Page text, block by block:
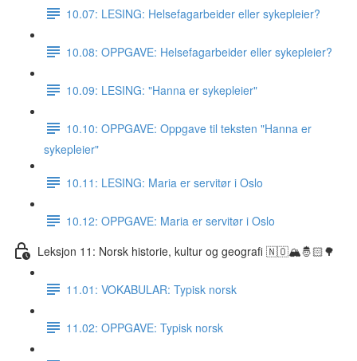
10.07: LESING: Helsefagarbeider eller sykepleier?
10.08: OPPGAVE: Helsefagarbeider eller sykepleier?
10.09: LESING: "Hanna er sykepleier"
10.10: OPPGAVE: Oppgave til teksten "Hanna er
sykepleier"
10.11: LESING: Maria er servitør i Oslo
10.12: OPPGAVE: Maria er servitør i Oslo
Leksjon 11: Norsk historie, kultur og geografi 🇳🇴🏔🤴🏻🌳
11.01: VOKABULAR: Typisk norsk
11.02: OPPGAVE: Typisk norsk